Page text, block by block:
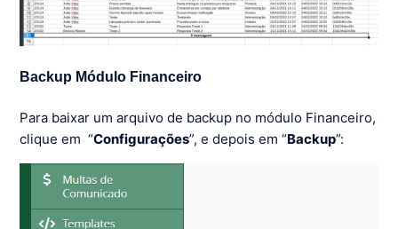
Backup Módulo Financeiro
Para baixar um arquivo de backup no módulo Financeiro,
clique em “Configurações”, e depois em “Backup”: